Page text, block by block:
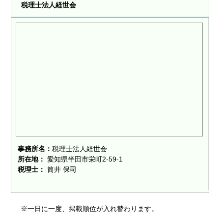
税理士法人経世会
事務所名：税理士法人経世会
所在地： 愛知県半田市栄町2-59-1
税理士： 筒井 保司
※一日に一度、掲載順位が入れ替わります。